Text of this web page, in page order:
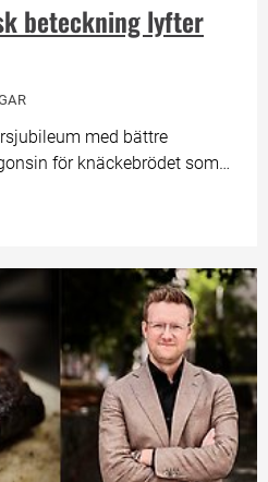
beteckning lyfter
med bättre
för knäckebrödet som
som Skedvi Bröd